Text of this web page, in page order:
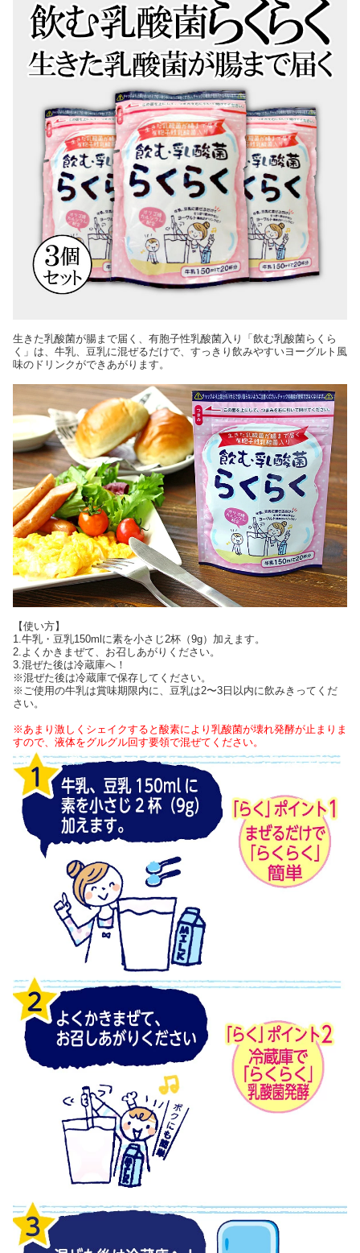
生きた乳酸菌が腸まで届く、有胞子性乳酸菌入り「飲む乳酸菌らくら
く」は、牛乳、豆乳に混ぜるだけで、すっきり飲みやすいヨーグルト風
味のドリンクができあがります。
【使い方】
1.牛乳・豆乳150mlに素を小さじ2杯（9g）加えます。
2.よくかきまぜて、お召しあがりください。
3.混ぜた後は冷蔵庫へ！
※混ぜた後は冷蔵庫で保存してください。
※ご使用の牛乳は賞味期限内に、豆乳は2〜3日以内に飲みきってくだ
さい。
※あまり激しくシェイクすると酸素により乳酸菌が壊れ発酵が止まりま
すので、液体をグルグル回す要領で混ぜてください。